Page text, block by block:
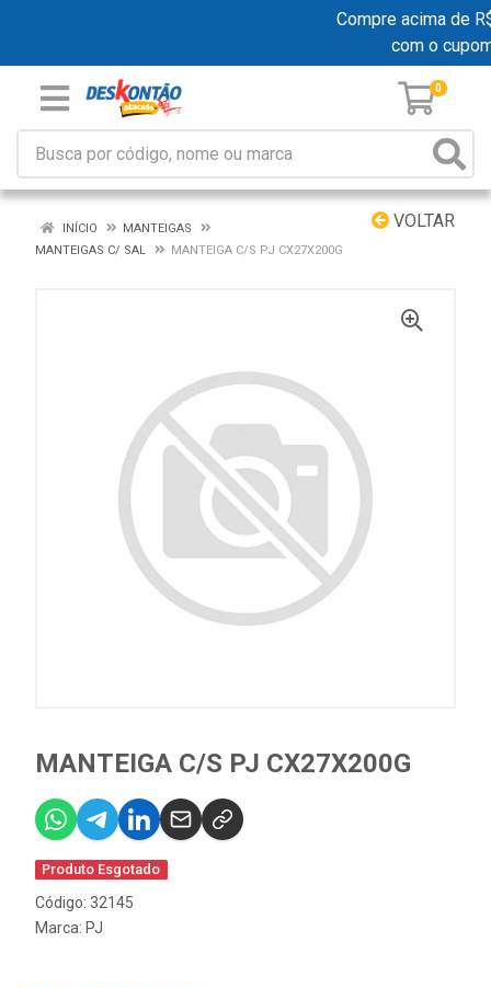
Compre acima de
com o
0
VOLTAR
INÍCIO
MANTEIGAS
MANTEIGAS C/ SAL
MANTEIGA C/S PJ CX27X200G
MANTEIGA C/S PJ CX27X200G
Produto Esgotado
Código: 32145
Marca: PJ